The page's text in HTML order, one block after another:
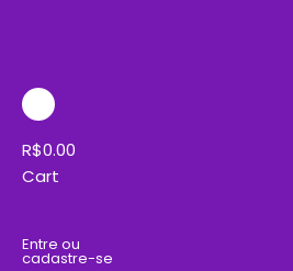
R$0.00
Cart
Entre ou
cadastre-se